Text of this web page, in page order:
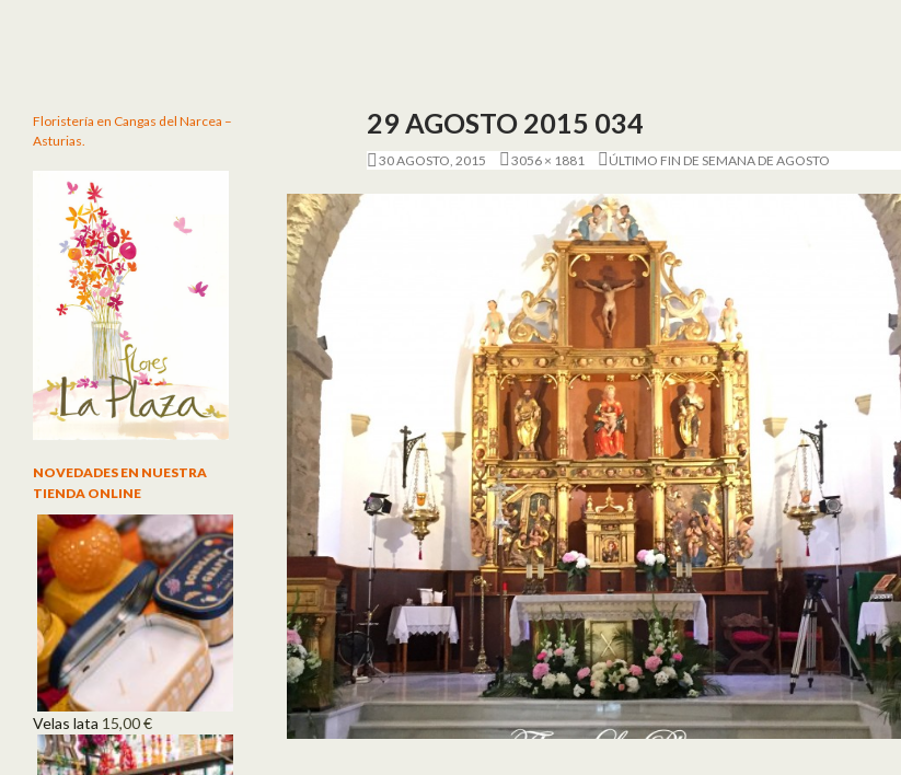
29 AGOSTO 2015 034
30 AGOSTO, 2015 3056 × 1881 ÚLTIMO FIN DE SEMANA DE AGOSTO
Floristería en Cangas del Narcea –
Asturias.
NOVEDADES EN NUESTRA
TIENDA ONLINE
Velas lata 15,00€